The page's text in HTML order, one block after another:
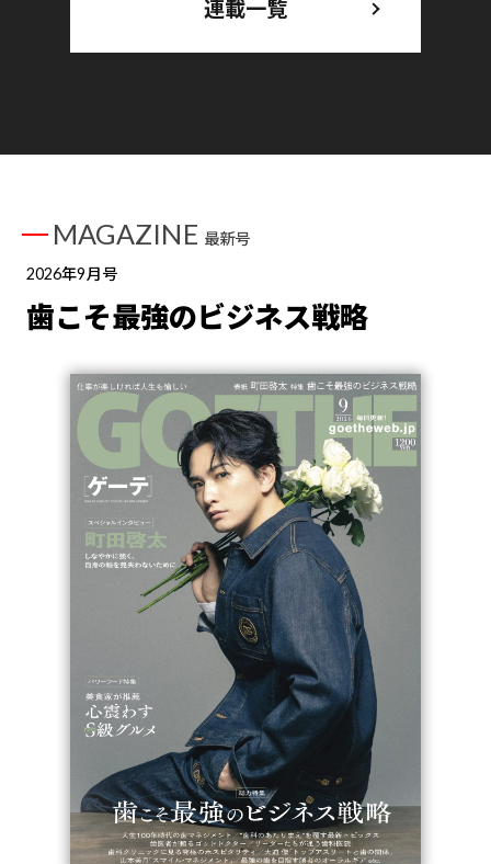
連載一覧
MAGAZINE 最新号
2026年9月号
歯こそ最強のビジネス戦略